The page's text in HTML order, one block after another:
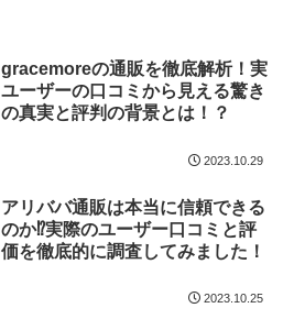
gracemoreの通販を徹底解析！実
ユーザーの口コミから見える驚き
の真実と評判の背景とは！？
2023.10.29
アリババ通販は本当に信頼できる
のか⁉実際のユーザー口コミと評
価を徹底的に調査してみました！
2023.10.25